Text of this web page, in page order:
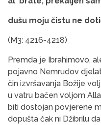
dušu moju čistu ne
(M3: 4216-4218)
Premda je Ibrahimovo,
pojavno Nemrudov
čin izvršavanja Božije
u vatru bačen voljom
biti dostojan povjerene
dopušta čak ni Džibrilu